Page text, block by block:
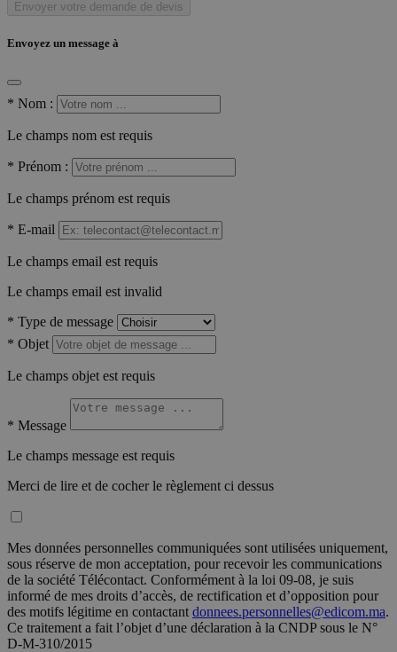
Envoyer votre demande de devis
Envoyez un message à
* Nom :
Le champs nom est requis
* Prénom :
Le champs prénom est requis
* E-mail
Le champs email est requis
Le champs email est invalid
* Type de message
* Objet
Le champs objet est requis
* Message
Le champs message est requis
Merci de lire et de cocher le règlement ci dessus
Mes données personnelles communiquées sont utilisées uniquement,
sous réserve de mon acceptation, pour recevoir les communications
de la société Télécontact. Conformément à la loi 09-08, je suis
informé de mes droits d’accès, de rectification et d’opposition pour
des motifs légitime en contactant donnees.personnelles@edicom.ma.
Ce traitement a fait l’objet d’une déclaration à la CNDP sous le N°
D-M-310/2015